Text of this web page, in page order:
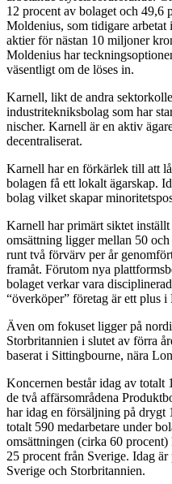
12 procent av bolaget och 49,6
Moldenius, som tidigare
aktier för nästan 10 miljoner
Moldenius har
väsentligt om de löses in.
Karnell, likt de andra
industritekniksbolag som har
nischer. Karnell är en aktiv
decentraliserat.
Karnell har en förkärlek till att
bolagen få ett lokalt ägarskap.
bolag vilket skapar
Karnell har primärt siktet
omsättning ligger mellan 50
runt två förvärv per år
framåt. Förutom nya
bolaget verkar vara
“överköper” företag är ett plus i
Även om fokuset ligger på
Storbritannien i slutet av förra
baserat i Sittingbourne, nära
Koncernen består idag av
de två affärsområdena
har idag en försäljning på
totalt 590 medarbetare under
omsättningen (cirka 60
25 procent från Sverige. Idag
Sverige och Storbritannien.